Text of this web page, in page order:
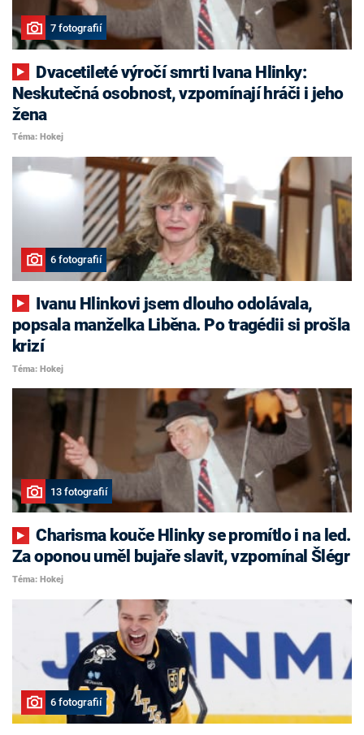
7 fotografií
Neskutečná osobnost, vzpomínají hráči i jeho
žena
Téma: Hokej
6 fotografií
popsala manželka Liběna. Po tragédii si prošla
krizí
Téma: Hokej
13 fotografií
Charisma kouče Hlinky se promítlo i na led.
Za oponou uměl bujaře slavit, vzpomínal Šlégr
Téma: Hokej
6 fotografií